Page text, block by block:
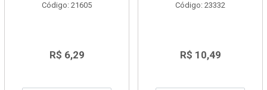
Código: 21605
R$ 6,29
Código: 23332
R$ 10,49